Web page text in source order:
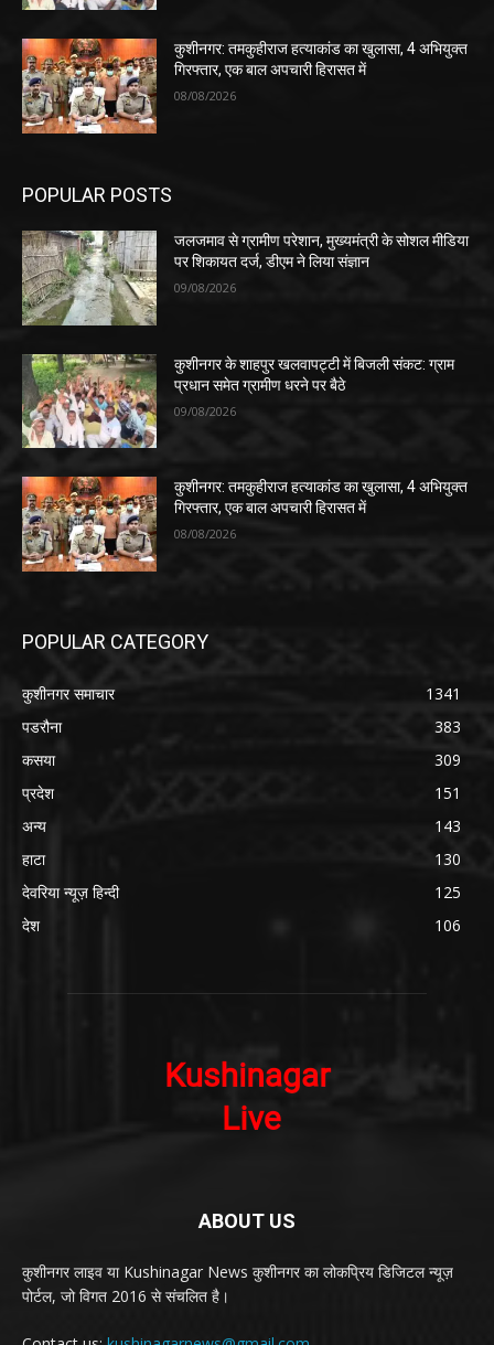
कुशीनगर: तमकुहीराज हत्याकांड का खुलासा, 4 अभियुक्त
गिरफ्तार, एक बाल अपचारी हिरासत में
08/08/2026
POPULAR POSTS
जलजमाव से ग्रामीण परेशान, मुख्यमंत्री के सोशल मीडिया
पर शिकायत दर्ज, डीएम ने लिया संज्ञान
09/08/2026
कुशीनगर के शाहपुर खलवापट्टी में बिजली संकट: ग्राम
प्रधान समेत ग्रामीण धरने पर बैठे
09/08/2026
कुशीनगर: तमकुहीराज हत्याकांड का खुलासा, 4 अभियुक्त
गिरफ्तार, एक बाल अपचारी हिरासत में
08/08/2026
POPULAR CATEGORY
कुशीनगर समाचार
1341
पडरौना
383
कसया
309
प्रदेश
151
अन्य
143
हाटा
130
देवरिया न्यूज़ हिन्दी
125
देश
106
ABOUT US
कुशीनगर लाइव या Kushinagar News कुशीनगर का लोकप्रिय डिजिटल न्यूज़
पोर्टल, जो विगत 2016 से संचलित है।